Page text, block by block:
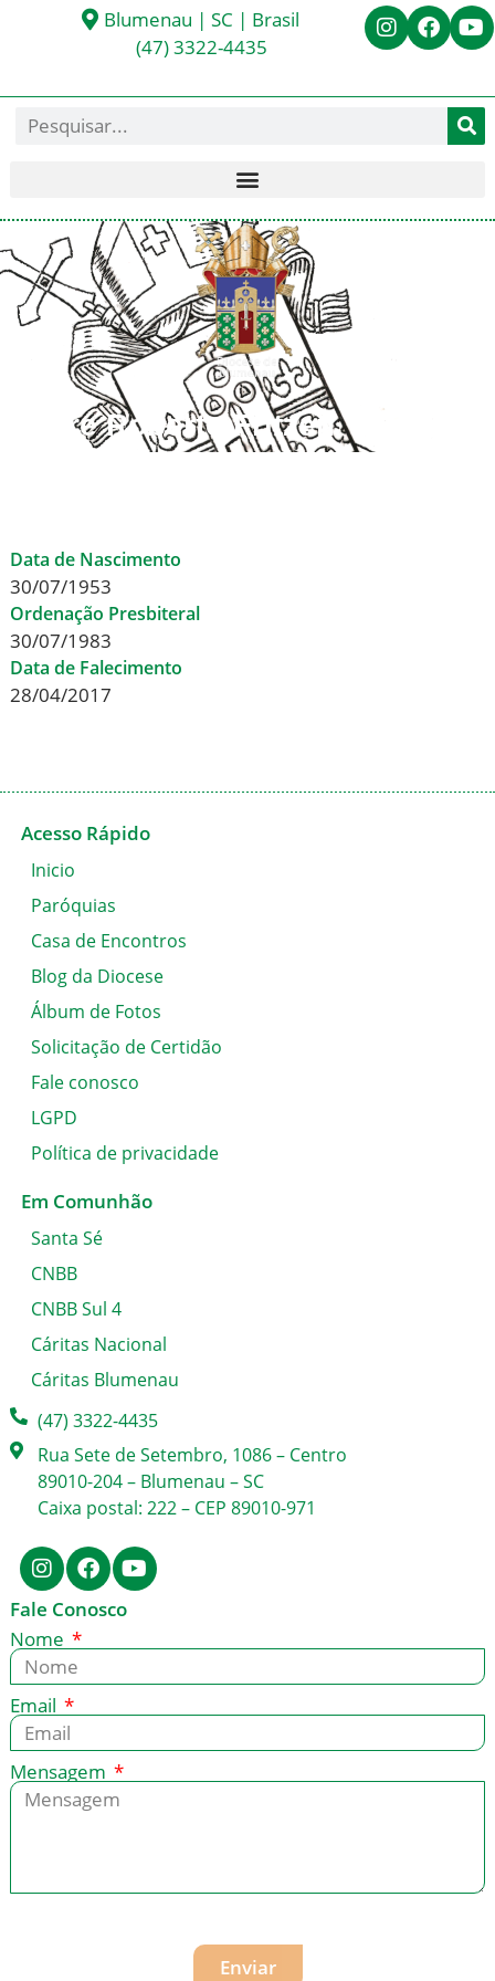
Blumenau | SC | Brasil
(47) 3322-4435
Padre Roberto Fritzen
Data de Nascimento
30/07/1953
Ordenação Presbiteral
30/07/1983
Data de Falecimento
28/04/2017
Acesso Rápido
Inicio
Paróquias
Casa de Encontros
Blog da Diocese
Álbum de Fotos
Solicitação de Certidão
Fale conosco
LGPD
Política de privacidade
Em Comunhão
Santa Sé
CNBB
CNBB Sul 4
Cáritas Nacional
Cáritas Blumenau
(47) 3322-4435
Rua Sete de Setembro, 1086 – Centro
89010-204 – Blumenau – SC
Caixa postal: 222 – CEP 89010-971
Fale Conosco
Nome
Email
Mensagem
Enviar